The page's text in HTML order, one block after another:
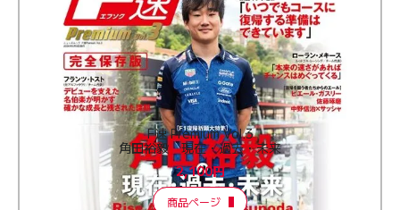
F速 Premium Vol.3
角田裕毅 現在・過去・未来
2,100円
商品ページ